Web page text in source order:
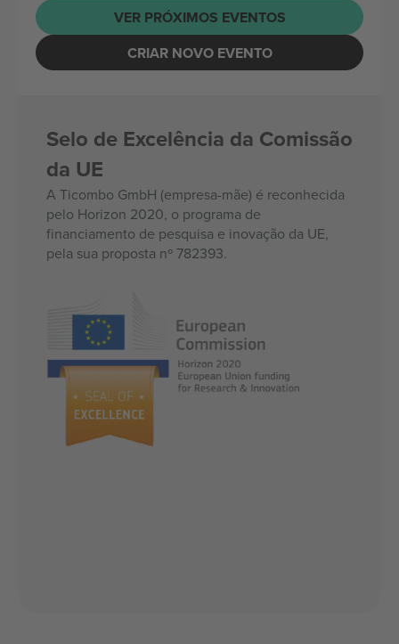
VER PRÓXIMOS EVENTOS
CRIAR NOVO EVENTO
Selo de Excelência da Comissão
da UE
A Ticombo GmbH (empresa-mãe) é reconhecida
pelo Horizon 2020, o programa de
financiamento de pesquisa e inovação da UE,
pela sua proposta nº 782393.